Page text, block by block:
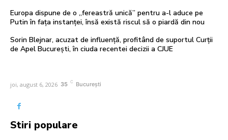
Europa dispune de o „fereastră unică” pentru a-l aduce pe
Putin în fața instanței, însă există riscul să o piardă din nou
Sorin Blejnar, acuzat de influență, profitând de suportul Curții
de Apel București, în ciuda recentei decizii a CJUE
joi, august 6, 2026 35 C București
Stiri populare